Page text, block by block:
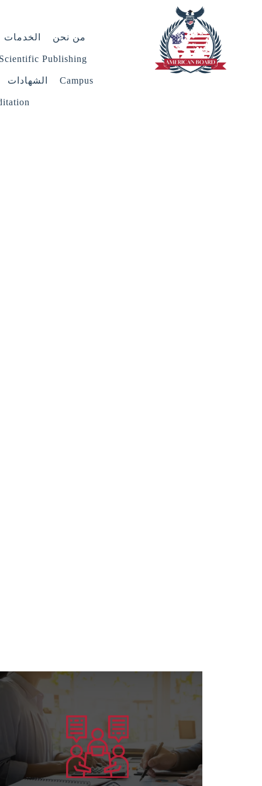
من نحن الخدمات
Publishing
Campus الشهادات
تقديم الخدمات الاستشارية في كافة مجالات
تخصص البورد الأمريكي وإعداد القادة
الأكفاء....
يتعلم أكثر